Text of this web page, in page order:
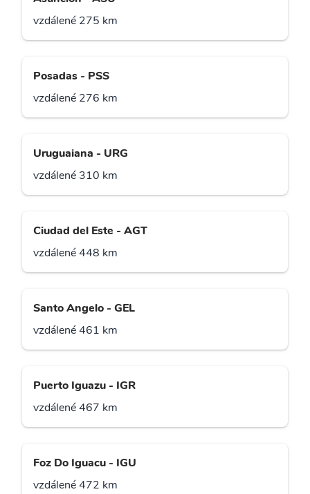
vzdálené 275 km
Posadas - PSS
vzdálené 276 km
Uruguaiana - URG
vzdálené 310 km
Ciudad del Este - AGT
vzdálené 448 km
Santo Angelo - GEL
vzdálené 461 km
Puerto Iguazu - IGR
vzdálené 467 km
Foz Do Iguacu - IGU
vzdálené 472 km